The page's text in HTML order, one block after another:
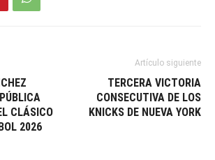
CLÁSICO
2026
Artículo siguiente
TERCERA VICTORIA
CONSECUTIVA DE LOS
KNICKS DE NUEVA YORK